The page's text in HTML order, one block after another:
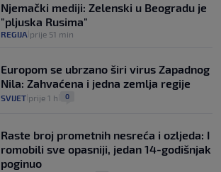
Njemački mediji: Zelenski u Beogradu je
"pljuska Rusima"
REGIJA prije 51 min
Europom se ubrzano širi virus Zapadnog
Nila: Zahvaćena i jedna zemlja regije
SVIJET prije 1 h 0
Raste broj prometnih nesreća i ozljeda: I
romobili sve opasniji, jedan 14-godišnjak
poginuo